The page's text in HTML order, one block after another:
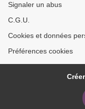
Signaler un abus
C.G.U.
Cookies et données
Préférences cookies